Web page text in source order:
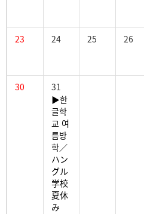
23 24 25 26
30
31
▶한
글학
교 여
름방
학／
ハン
グル
学校
夏休
み